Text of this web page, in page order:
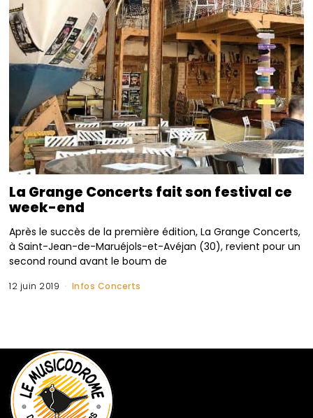
La Grange Concerts fait son festival ce
week-end
Après le succès de la première édition, La Grange Concerts,
à Saint-Jean-de-Maruéjols-et-Avéjan (30), revient pour un
second round avant le boum de
12 juin 2019 Infos Concerts